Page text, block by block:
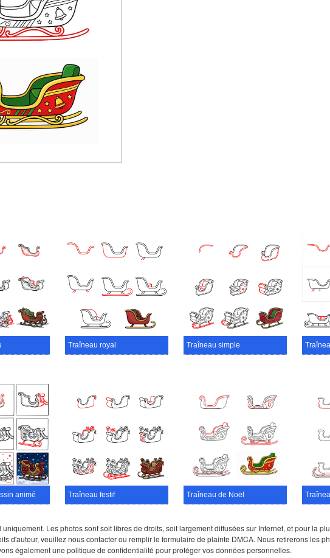
Traîneau royal Traîneau simple
animé Traîneau festif Traîneau de Noël
Les photos sont soit libres de droits, soit largement diffusées sur Internet, et pour la
d'auteur, veuillez nous contacter ou remplir le formulaire de plainte DMCA. Nous retirerons les
également une politique de confidentialité pour protéger vos données personnelles.